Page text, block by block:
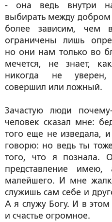
- она ведь внутри
выбирать между
более зависим, чем
ограничены лишь
но они нам только во
мечется, не знает,
никогда не
совершил или ложный.
Зачастую люди
человек сказал мне:
того еще не изведала,
говорю: но ведь ты
того, что я познала.
представление
малейшего. И мне
служишь сам себе и
А я служу Богу. И в
и счастье огромное.